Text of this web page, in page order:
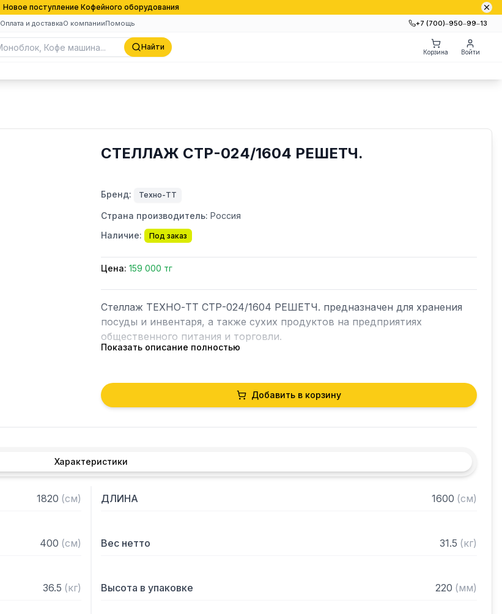
Новое поступление Кофейного оборудования
Оплата и доставкаО компанииПомощь +7 (700)‒950‒99‒13
Найти
Корзина Войти
СТЕЛЛАЖ СТР-024/1604 РЕШЕТЧ.
Бренд: Техно-ТТ
Страна производитель: Россия
Наличие:
Под заказ
Цена: 159 000 тг
Стеллаж ТЕХНО-ТТ СТР-024/1604 РЕШЕТЧ. предназначен для хранения
посуды и инвентаря, а также сухих продуктов на предприятиях
общественного питания и торговли.
— Стеллаж технологический разборный
— Стойки из уголка 40х40 нержавеющей стали марки AISI 430 толщиной
2 мм
— Расстояние между полками регулируемое с шагом 50 мм
— Стеллаж поставляется в разобранном виде
Показать описание полностью
Добавить в корзину
Характеристики
1820 (см) ДЛИНА 1600 (см)
400 (см) Вес нетто 31.5 (кг)
36.5 (кг) Высота в упаковке 220 (мм)